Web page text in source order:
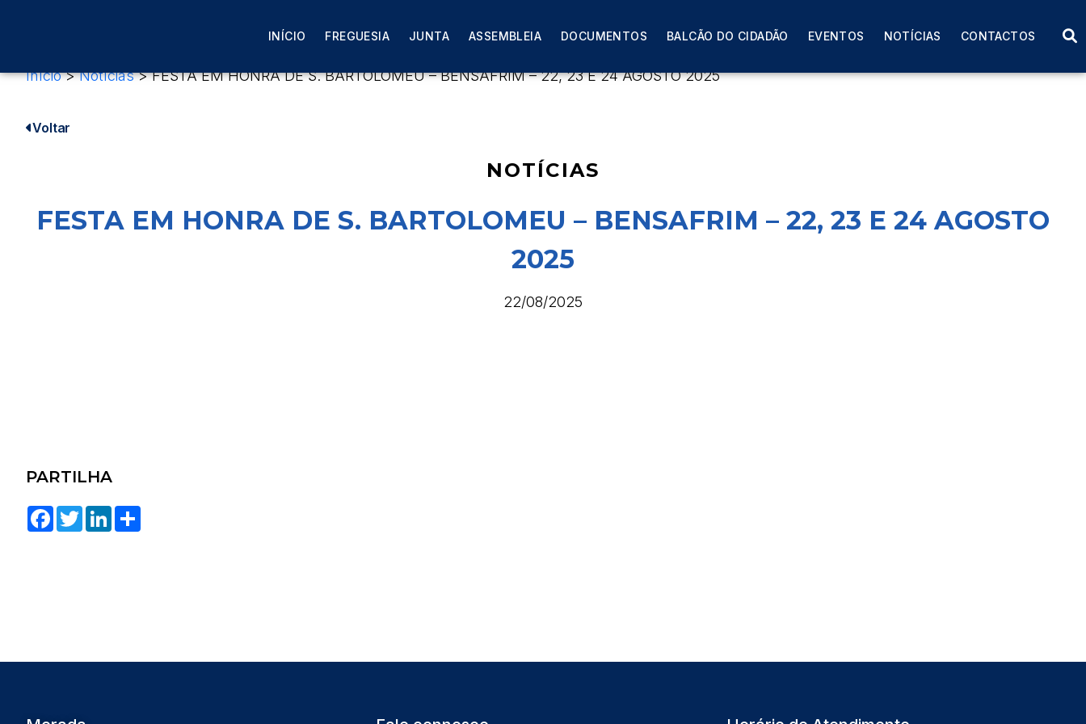
INÍCIO FREGUESIA JUNTA ASSEMBLEIA DOCUMENTOS BALCÃO DO CIDADÃO EVENTOS NOTÍCIAS CONTACTOS
Início>Notícias>FESTA EM HONRA DE S. BARTOLOMEU – BENSAFRIM – 22, 23 E 24 AGOSTO 2025
Voltar
NOTÍCIAS
FESTA EM HONRA DE S. BARTOLOMEU – BENSAFRIM – 22, 23 E 24 AGOSTO
2025
22/08/2025
PARTILHA
Facebook
TwitterLinkedIn